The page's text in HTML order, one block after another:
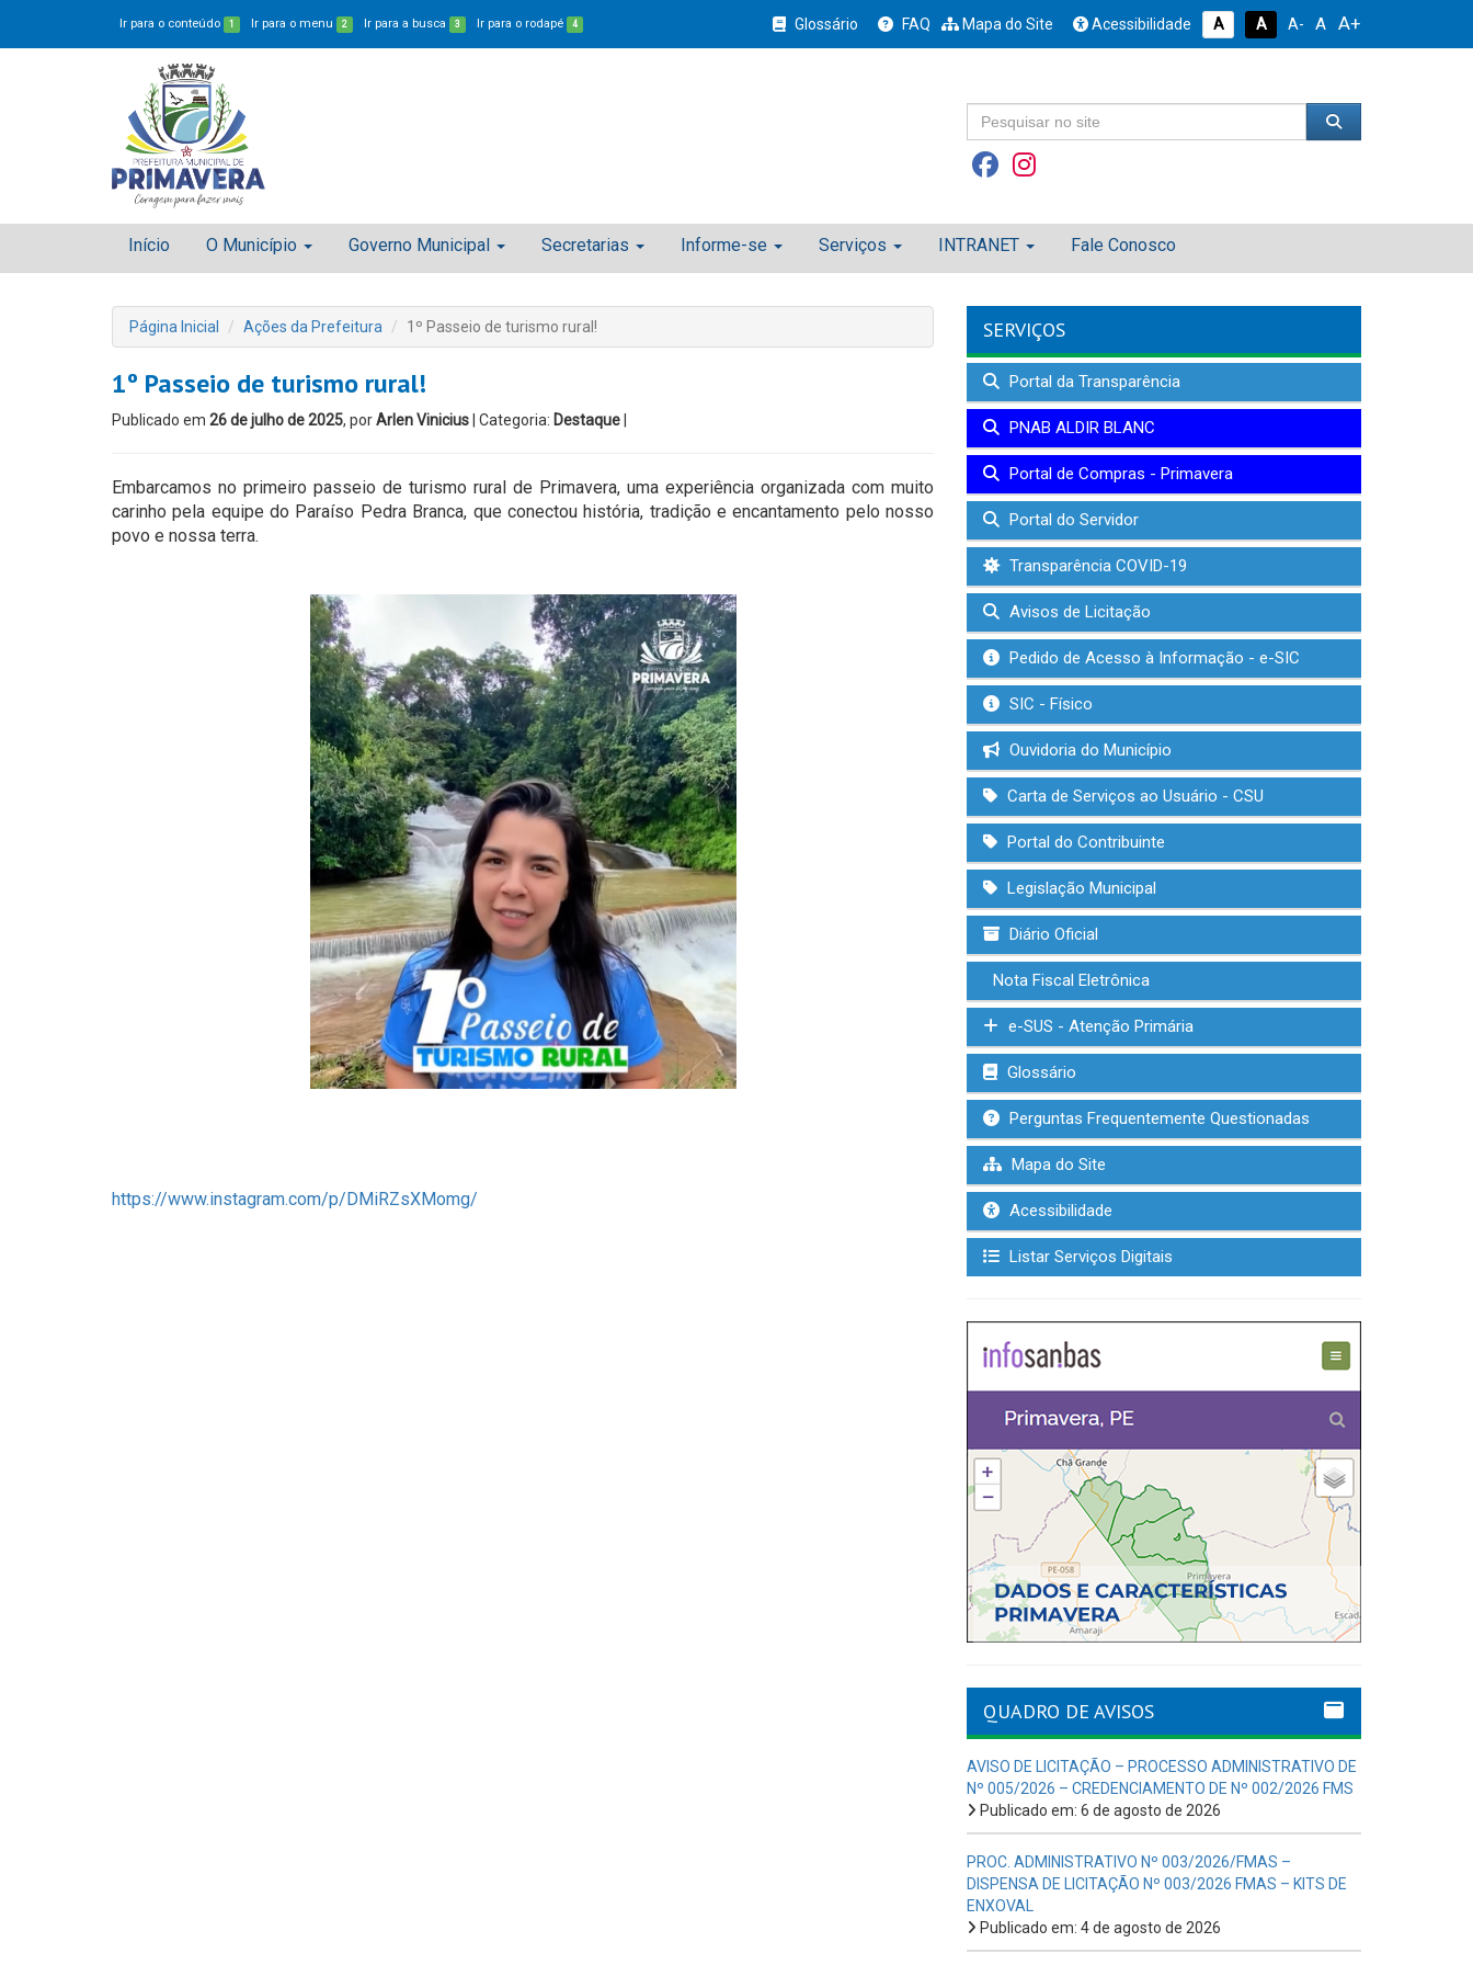
Ir para o conteúdo 1 Ir para o menu 2 Ir para a busca 3 Ir para o rodapé 4 Glossário FAQ Mapa do Site Acessibilidade A A A- A A+
Início O Município Governo Municipal Secretarias Informe-se Serviços INTRANET Fale Conosco
Página Inicial Ações da Prefeitura 1º Passeio de turismo rural!
1º Passeio de turismo rural!
Publicado em 26 de julho de 2025, porArlen Vinicius | Categoria: Destaque
Embarcamos no primeiro passeio de turismo rural de Primavera, uma experiência organizada com muito
carinho pela equipe do Paraíso Pedra Branca, que conectou história, tradição e encantamento pelo nosso
povo e nossa terra.
https://www.instagram.com/p/DMiRZsXMomg/
SERVIÇOS
Portal da Transparência
PNAB ALDIR BLANC
Portal de Compras - Primavera
Portal do Servidor
Transparência COVID-19
Avisos de Licitação
Pedido de Acesso à Informação - e-SIC
SIC - Físico
Ouvidoria do Município
Carta de Serviços ao Usuário - CSU
Portal do Contribuinte
Legislação Municipal
Diário Oficial
Nota Fiscal Eletrônica
e-SUS - Atenção Primária
Glossário
Perguntas Frequentemente Questionadas
Mapa do Site
Acessibilidade
Listar Serviços Digitais
QUADRO DE AVISOS
AVISO DE LICITAÇÃO – PROCESSO ADMINISTRATIVO DE
Nº 005/2026 – CREDENCIAMENTO DE Nº 002/2026 FMS
Publicado em: 6 de agosto de 2026
PROC. ADMINISTRATIVO Nº 003/2026/FMAS –
DISPENSA DE LICITAÇÃO Nº 003/2026 FMAS – KITS DE
ENXOVAL
Publicado em: 4 de agosto de 2026